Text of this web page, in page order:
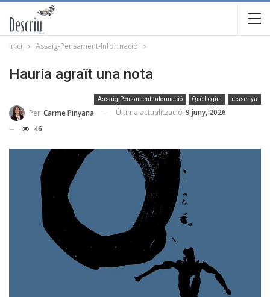
Inici Assaig-Pensament-Informació
Hauria agraït una nota
Assaig-Pensament-Informació Què llegim ressenya
Per Carme Pinyana Última actualització 9 juny, 2026
46